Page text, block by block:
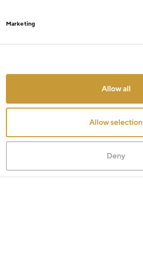
Marketing
Allow all
Allow selection
Deny